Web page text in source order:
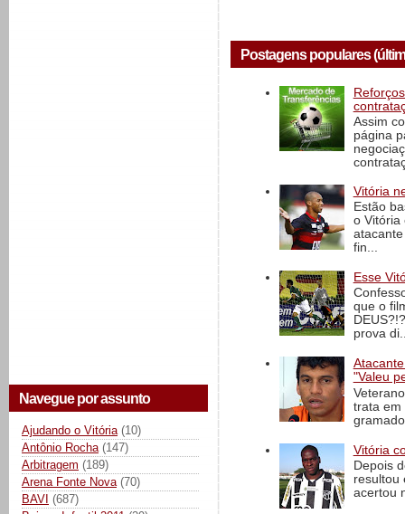
Navegue por assunto
Ajudando o Vitória (10)
Antônio Rocha (147)
Arbitragem (189)
Arena Fonte Nova (70)
BAVI (687)
Postagens populares
Assim
página
Vitória
Estão
o Vitória
fin...
Esse
que o
prova
"Valeu
trata em
Vitória
Depois
resultou
acertou